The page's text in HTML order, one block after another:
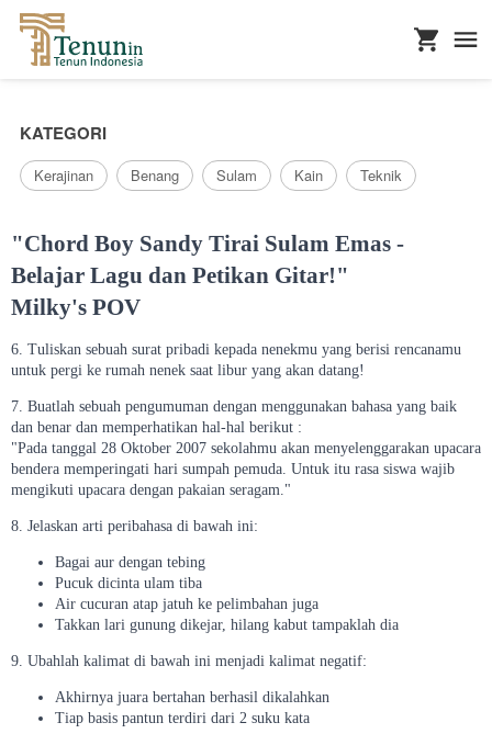
KATEGORI
Kerajinan Benang Sulam Kain Teknik
"Chord Boy Sandy Tirai Sulam Emas -
Belajar Lagu dan Petikan Gitar!"
Milky's POV
6. Tuliskan sebuah surat pribadi kepada nenekmu yang berisi rencanamu
untuk pergi ke rumah nenek saat libur yang akan datang!
7. Buatlah sebuah pengumuman dengan menggunakan bahasa yang baik
dan benar dan memperhatikan hal-hal berikut :
"Pada tanggal 28 Oktober 2007 sekolahmu akan menyelenggarakan upacara
bendera memperingati hari sumpah pemuda. Untuk itu rasa siswa wajib
mengikuti upacara dengan pakaian seragam."
8. Jelaskan arti peribahasa di bawah ini:
Bagai aur dengan tebing
Pucuk dicinta ulam tiba
Air cucuran atap jatuh ke pelimbahan juga
Takkan lari gunung dikejar, hilang kabut tampaklah dia
9. Ubahlah kalimat di bawah ini menjadi kalimat negatif:
Akhirnya juara bertahan berhasil dikalahkan
Tiap basis pantun terdiri dari 2 suku kata